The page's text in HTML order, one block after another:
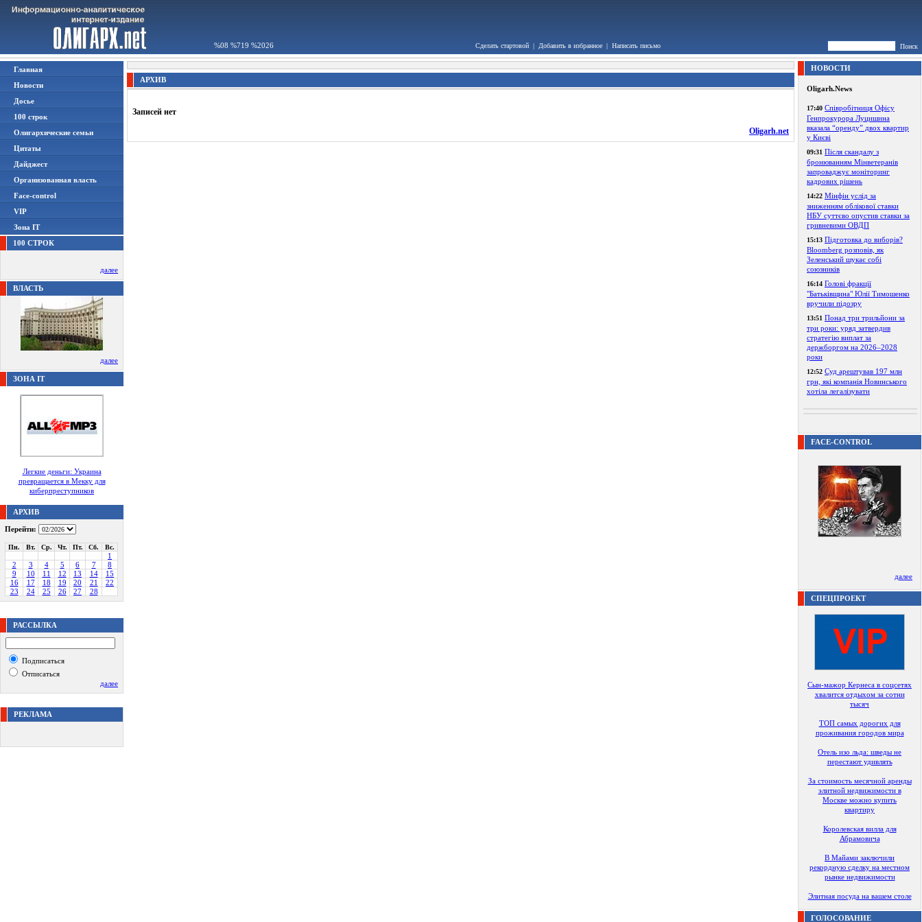
%08 %719 %2026 Сделать стартовой | Добавить в избранное | Написать письмо Поиск
Главная
Новости
Досье
100 строк
Олигархические семьи
Цитаты
Дайджест
Организованная власть
Face-control
VIP
Зона IT
100 СТРОК
далее
ВЛАСТЬ
далее
ЗОНА IT
Легкие деньги: Украина
превращается в Мекку для
киберпреступников
АРХИВ
Перейти:
Пн. Вт. Ср. Чт. Пт. Сб. Вс.
1
2
3 4 5 6 7
8
9
10 11 12 13 14
15
16
17 18 19 20 21
22
23
24 25 26 27 28
РАССЫЛКА
Подписаться
Отписаться
далее
РЕКЛАМА
АРХИВ
Записей нет
Oligarh.net
НОВОСТИ
Oligarh.News
17:40 Співробітниця Офісу
Генпрокурора Луцишина
вказала “оренду” двох квартир
у Києві
09:31 Після скандалу з
бронюванням Мінветеранів
запроваджує моніторинг
кадрових рішень
14:22 Мінфін услід за
зниженням облікової ставки
НБУ суттєво опустив ставки за
гривневими ОВДП
15:13 Підготовка до виборів?
Bloomberg розповів, як
Зеленський шукає собі
союзників
16:14 Голові фракції
"Батьківщина" Юлії Тимошенко
вручили підозру
13:51 Понад три трильйони за
три роки: уряд затвердив
стратегію виплат за
держборгом на 2026–2028
роки
12:52 Суд арештував 197 млн
грн, які компанія Новинського
хотіла легалізувати
FACE-CONTROL
далее
СПЕЦПРОЕКТ
Сын-мажор Кернеса в соцсетях
хвалится отдыхом за сотни
тысяч
ТОП самых дорогих для
проживания городов мира
Отель изо льда: шведы не
перестают удивлять
За стоимость месячной аренды
элитной недвижимости в
Москве можно купить
квартиру
Королевская вилла для
Абрамовича
В Майами заключили
рекордную сделку на местном
рынке недвижимости
Элитная посуда на вашем столе
ГОЛОСОВАНИЕ